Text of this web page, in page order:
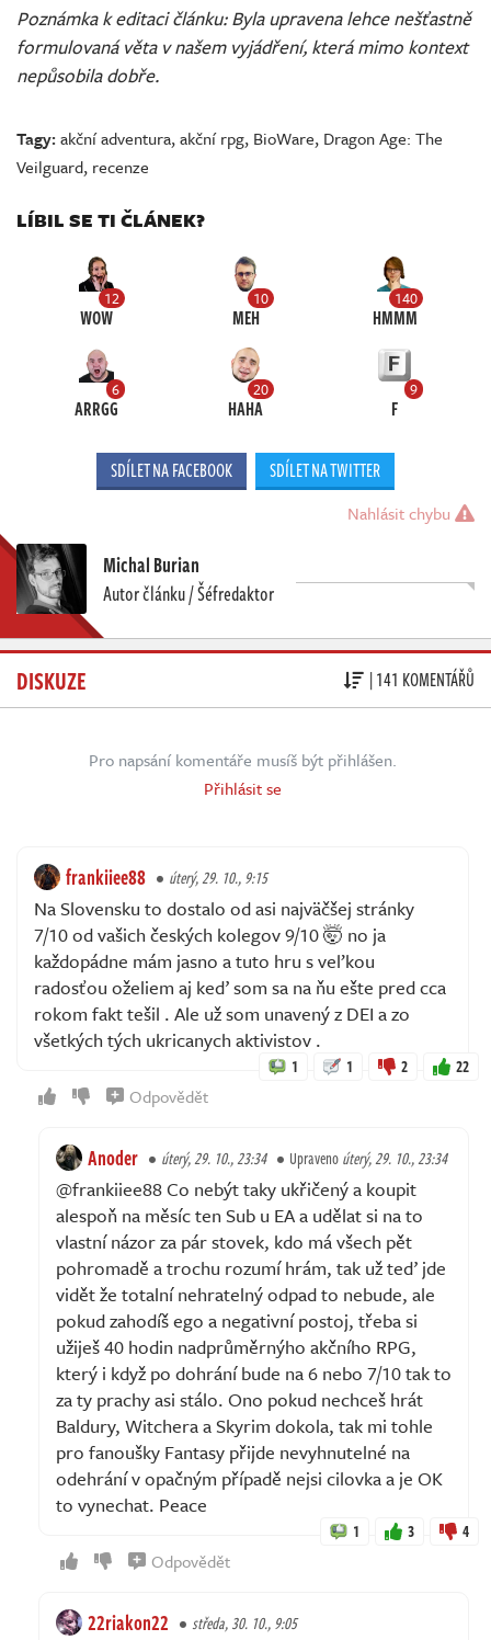
Poznámka k editaci článku: Byla upravena lehce nešťastně
formulovaná věta v našem vyjádření, která mimo kontext
nepůsobila dobře.
Tagy:akční adventura,akční rpg, BioWare, Dragon Age: The
Veilguard, recenze
LÍBIL SE TI ČLÁNEK?
12
WOW
10
MEH
140
HMMM
6
ARRGG
20
HAHA
9
F
SDÍLET NA FACEBOOK SDÍLET NA TWITTER
Nahlásit chybu
Michal Burian
Autor článku / Šéfredaktor
DISKUZE | 141 KOMENTÁŘŮ
Pro napsání komentáře musíš být přihlášen.
Přihlásit se
frankiiee88 úterý, 29. 10., 9:15
Na Slovensku to dostalo od asi najväčšej stránky
7/10 od vašich českých kolegov 9/10 🤯 no ja
každopádne mám jasno a tuto hru s veľkou
radosťou oželiem aj keď som sa na ňu ešte pred cca
rokom fakt tešil . Ale už som unavený z DEI a zo
všetkých tých ukricanych aktivistov .
1 1 2 22
Odpovědět
Anoder úterý, 29. 10., 23:34 Upravenoúterý, 29. 10., 23:34
@frankiiee88 Co nebýt taky ukřičený a koupit
alespoň na měsíc ten Sub u EA a udělat si na to
vlastní názor za pár stovek, kdo má všech pět
pohromadě a trochu rozumí hrám, tak už teď jde
vidět že totalní nehratelný odpad to nebude, ale
pokud zahodíš ego a negativní postoj, třeba si
užiješ 40 hodin nadprůměrnýho akčního RPG,
který i když po dohrání bude na 6 nebo 7/10 tak to
za ty prachy asi stálo. Ono pokud nechceš hrát
Baldury, Witchera a Skyrim dokola, tak mi tohle
pro fanoušky Fantasy přijde nevyhnutelné na
odehrání v opačným případě nejsi cilovka a je OK
to vynechat. Peace
1 3 4
Odpovědět
22riakon22 středa, 30. 10., 9:05